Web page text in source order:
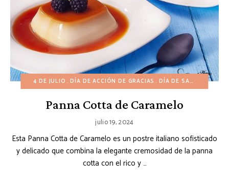
4 DE JULIO DÍA DE ACCIÓN DE GRACIAS DÍA DE SAN VALENTÍN
Panna Cotta de Caramelo
julio 19, 2024
Esta Panna Cotta de Caramelo es un postre italiano sofisticado
y delicado que combina la elegante cremosidad de la panna
cotta con el rico y …